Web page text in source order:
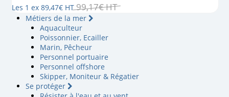
Métiers de la mer
Aquaculteur
Poissonnier, Ecailler
Marin, Pêcheur
Personnel portuaire
Personnel offshore
Skipper, Moniteur & Régatier
Se protéger
Les 1 ex 89,47€ HT 99,17€HT